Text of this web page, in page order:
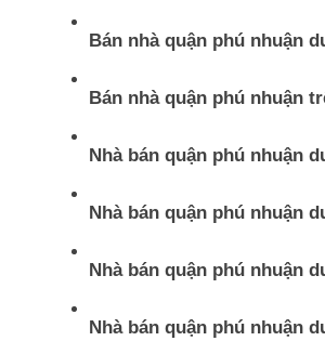
Bán nhà quận phú nhuận
Bán nhà quận phú nhuận
Nhà bán quận phú nhuận
Nhà bán quận phú nhuận
Nhà bán quận phú nhuận
Nhà bán quận phú nhuận